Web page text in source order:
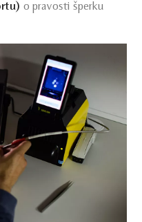
o pravosti šperku